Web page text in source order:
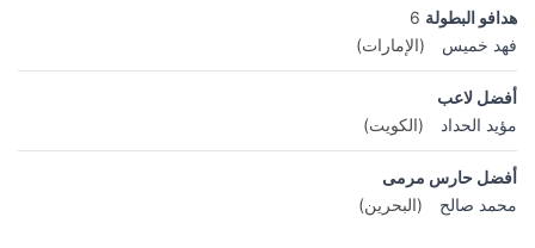
هدافو البطولة 6
فهد خميس
(الإمارات)
أفضل لاعب
مؤيد الحداد
(الكويت)
أفضل حارس مرمى
محمد صالح
(البحرين)